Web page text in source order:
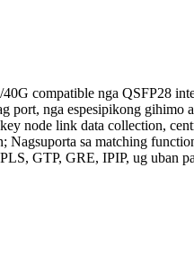
nga QSFP28
nga espesipikong gihimo
node link data collection,
sa matching
GTP, GRE, IPIP, ug uban